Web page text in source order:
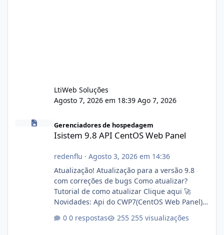
LtiWeb Soluções
Agosto 7, 2026 em 18:39 Ago 7, 2026
Isistem 9.8 API CentOS Web Panel
Gerenciadores de hospedagem
Isistem 9.8 API CentOS Web Panel
redenflu · Agosto 3, 2026 em 14:36
Atualização! Atualização para a versão 9.8
com correções de bugs Como atualizar?
Tutorial de como atualizar Clique aqui 🚀
Novidades: Api do CWP7(CentOS Web Panel)
autorizado a usasr o isistem:
0 respostas 255 visualizações